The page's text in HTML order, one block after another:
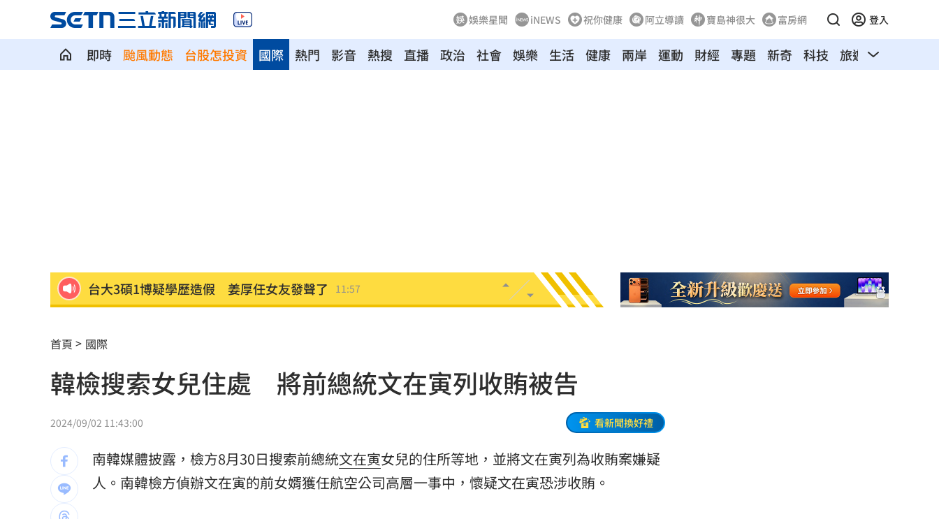
娛樂星聞 iNEWS 祝你健康 阿立導讀 寶島神很大 富房網 登入
即時 颱風動態 台股怎投資 熱門 影音 熱搜 直播 政治 社會 娛樂 生活 健康
國際 兩岸 運動 財經 專題 新奇 科技 旅遊 汽車
台大3碩1博疑學歷造假 姜厚任女友發聲了 11:57
父親節提政見禮包 蘇巧慧：要做最強後盾
楊千霈一人扛2女兒出國！突崩潰大哭 11:49
王凱生前暴瘦！經紀人曝「這裡」出狀況
見放火翻垃圾找相機 黃豪平憶16年前往事
中國藉颱風交管台海船舶 ！陸委會回擊 11:44
首頁 國際
韓檢搜索女兒住處 將前總統文在寅列收賄被告
2024/09/02 11:43:00 看新聞換好禮
南韓媒體披露，檢方8月30日搜索前總統文在寅女兒的住所等地，並將文在寅列為收賄案嫌疑
人。南韓檢方偵辦文在寅的前女婿獲任航空公司高層一事中，懷疑文在寅恐涉收賄。